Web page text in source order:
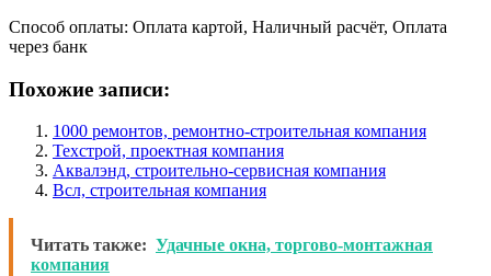
Способ оплаты: Оплата картой, Наличный расчёт, Оплата
через банк
Похожие записи:
1000 ремонтов, ремонтно-строительная компания
Техстрой, проектная компания
Аквалэнд, строительно-сервисная компания
Всл, строительная компания
Читать также: Удачные окна, торгово-монтажная
компания